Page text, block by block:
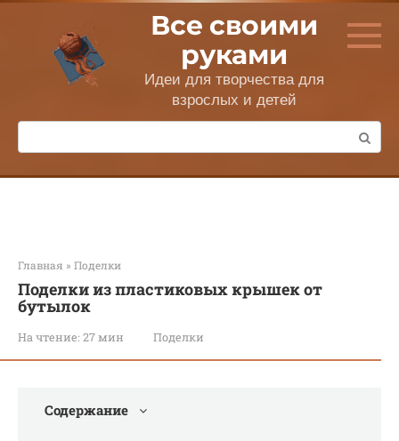
Перейти
контенту
Все своими
руками
Идеи для творчества для
взрослых и детей
Поиск:
Главная » Поделки
Поделки из пластиковых крышек от
бутылок
На чтение: 27 мин Поделки
Содержание